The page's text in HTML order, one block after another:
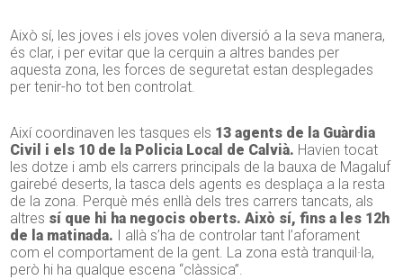
Això sí, les joves i els joves volen diversió a la seva manera,
és clar, i per evitar que la cerquin a altres bandes per
aquesta zona, les forces de seguretat estan desplegades
per tenir-ho tot ben controlat.
Així coordinaven les tasques els 13 agents de la Guàrdia
Civil i els 10 de la Policia Local de Calvià. Havien tocat
les dotze i amb els carrers principals de la bauxa de Magaluf
gairebé deserts, la tasca dels agents es desplaça a la resta
de la zona. Perquè més enllà dels tres carrers tancats, als
altres sí que hi ha negocis oberts. Això sí, fins a les 12h
de la matinada. I allà s’ha de controlar tant l’aforament
com el comportament de la gent. La zona està tranquil·la,
però hi ha qualque escena “clàssica”.